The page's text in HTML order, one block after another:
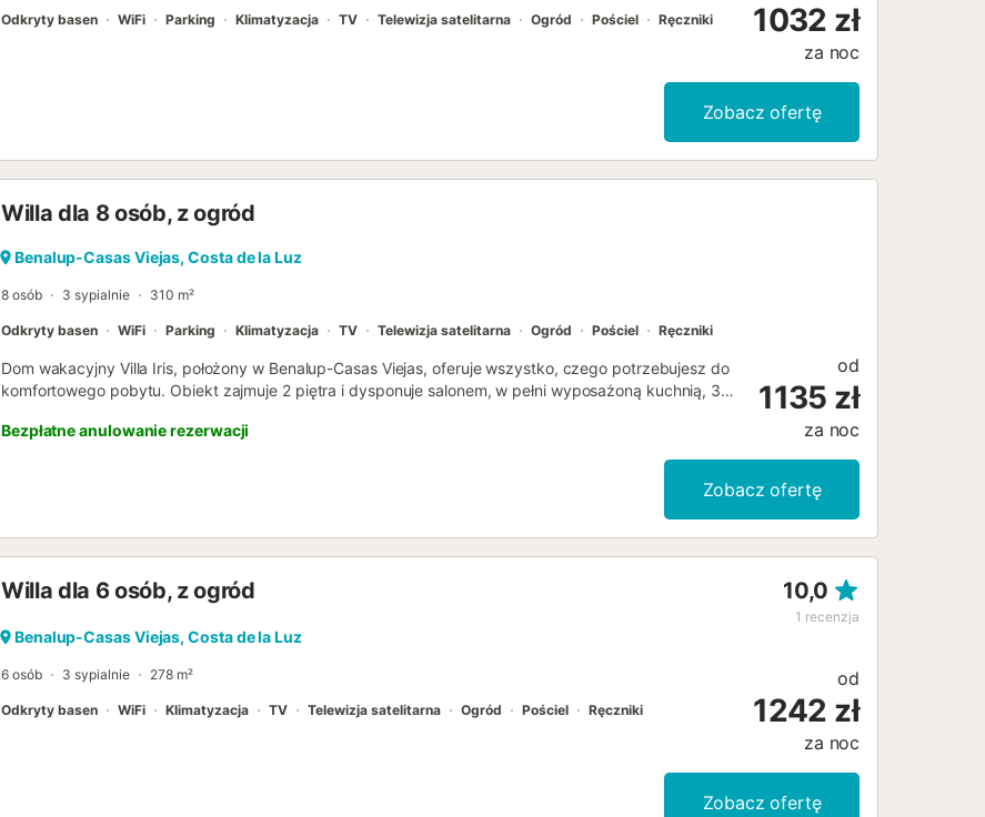
Odkryty basen WiFi Parking Klimatyzacja TV Telewizja satelitarna Ogród Pościel Ręczniki 1032 zł
za noc
Zobacz ofertę
Willa dla 8 osób, z ogród
Benalup-Casas Viejas, Costa de la Luz
8 osób 3 sypialnie 310 m²
Odkryty basen WiFi Parking Klimatyzacja TV Telewizja satelitarna Ogród Pościel Ręczniki
Dom wakacyjny Villa Iris, położony w Benalup-Casas Viejas, oferuje wszystko, czego potrzebujesz do
komfortowego pobytu. Obiekt zajmuje 2 piętra i dysponuje salonem, w pełni wyposażoną kuchnią, 3
wydzielonym miejscem do pracy, telewizor, klimatyzację, pralkę, suszarkę oraz ręczniki plażowe lub
basenowe. Na życzenie dostępne jest łóżeczko dla dziecka i krzesełko do karmienia. Korzystaj z
ekskluzywnych udogodnień, takich jak prywatny basen, ogród, balkon, grill i prysznic na świeżym
uliczny. Dozwolone jest maksymalnie jedno zwierzę domowe. Palenie i organizowanie imprez są
Bezpłatne anulowanie rezerwacji
od
1135 zł
za noc
Zobacz ofertę
Willa dla 6 osób, z ogród 10,0
1 recenzja
Benalup-Casas Viejas, Costa de la Luz
6 osób 3 sypialnie 278 m²
Odkryty basen WiFi Klimatyzacja TV Telewizja satelitarna Ogród Pościel Ręczniki
od
1242 zł
za noc
Zobacz ofertę